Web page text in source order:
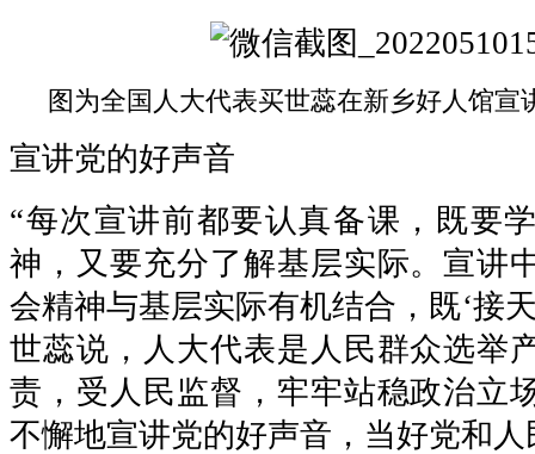
图为全国人大代表买世蕊在新乡好人馆宣
宣讲党的好声音
“每次宣讲前都要认真备课，既要
神，又要充分了解基层实际。宣讲
会精神与基层实际有机结合，既‘接
世蕊说，人大代表是人民群众选举
责，受人民监督，牢牢站稳政治立
不懈地宣讲党的好声音，当好党和人